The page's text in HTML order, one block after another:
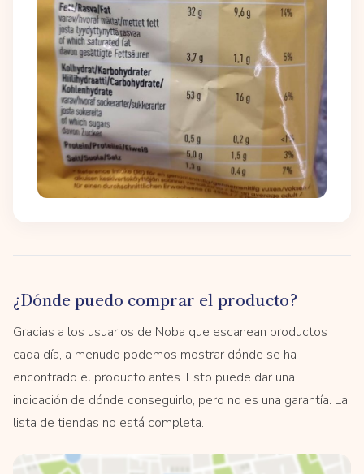
¿Dónde puedo comprar el producto?
Gracias a los usuarios de Noba que escanean productos
cada día, a menudo podemos mostrar dónde se ha
encontrado el producto antes. Esto puede dar una
indicación de dónde conseguirlo, pero no es una garantía. La
lista de tiendas no está completa.